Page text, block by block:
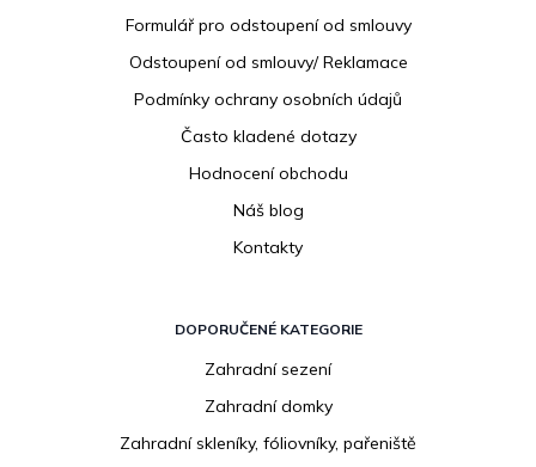
Formulář pro odstoupení od smlouvy
Odstoupení od smlouvy/ Reklamace
Podmínky ochrany osobních údajů
Často kladené dotazy
Hodnocení obchodu
Náš blog
Kontakty
DOPORUČENÉ KATEGORIE
Zahradní sezení
Zahradní domky
Zahradní skleníky, fóliovníky, pařeniště